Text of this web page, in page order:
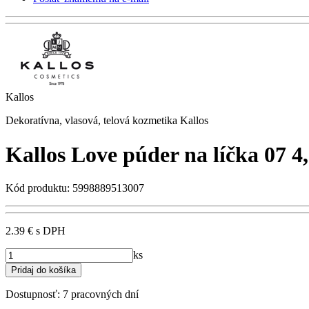
Kallos
Dekoratívna, vlasová, telová kozmetika Kallos
Kallos Love púder na líčka 07
Kód produktu: 5998889513007
2.39 € s DPH
ks
Dostupnosť: 7 pracovných dní